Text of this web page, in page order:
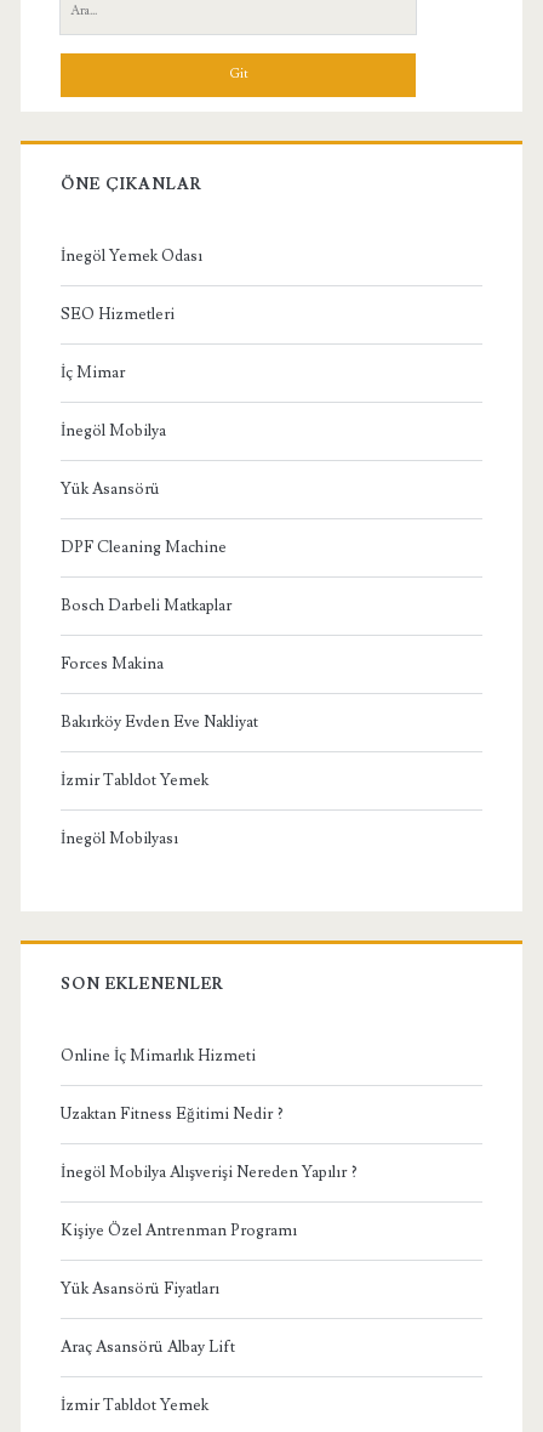
Menü
ÖNE ÇIKANLAR
İnegöl Yemek Odası
SEO Hizmetleri
İç Mimar
İnegöl Mobilya
Yük Asansörü
DPF Cleaning Machine
Bosch Darbeli Matkaplar
Forces Makina
Bakırköy Evden Eve Nakliyat
İzmir Tabldot Yemek
İnegöl Mobilyası
SON EKLENENLER
Online İç Mimarlık Hizmeti
Uzaktan Fitness Eğitimi Nedir ?
İnegöl Mobilya Alışverişi Nereden Yapılır ?
Kişiye Özel Antrenman Programı
Yük Asansörü Fiyatları
Araç Asansörü Albay Lift
İzmir Tabldot Yemek